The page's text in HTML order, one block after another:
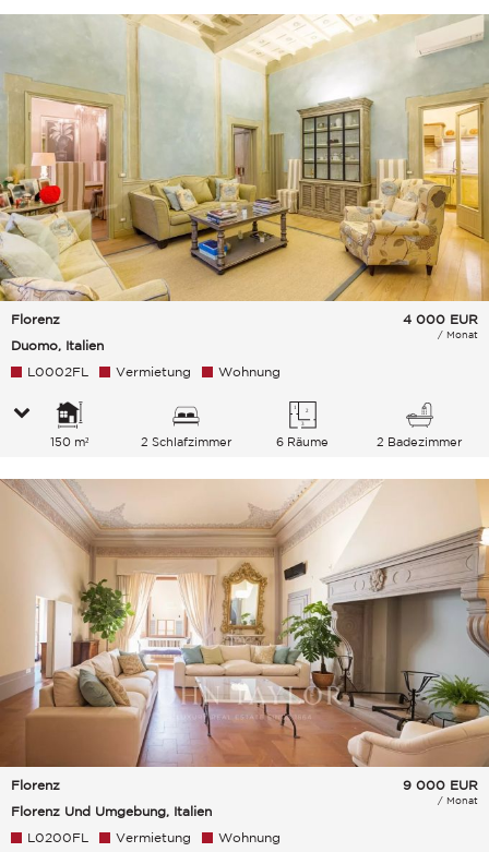
Florenz
Duomo, Italien
4 000 EUR
/ Monat
L0002FL Vermietung Wohnung
150 m² 2 Schlafzimmer 6 Räume 2 Badezimmer
Florenz
Florenz Und Umgebung, Italien
9 000 EUR
/ Monat
L0200FL Vermietung Wohnung